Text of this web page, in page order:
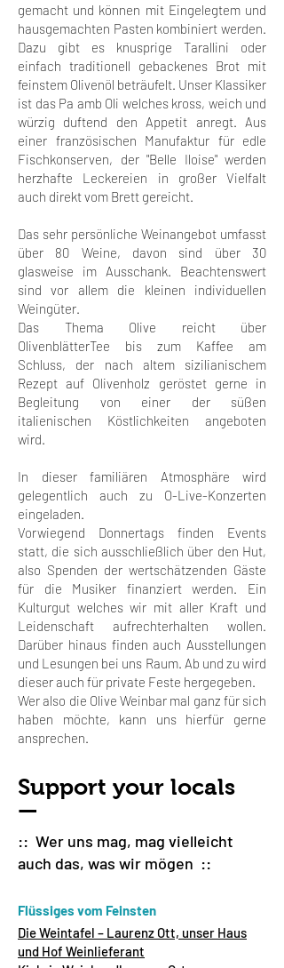
gemacht und können mit Eingelegtem und
hausgemachten Pasten kombiniert werden.
Dazu gibt es knusprige Tarallini oder
einfach traditionell gebackenes Brot mit
feinstem Olivenöl beträufelt. Unser Klassiker
ist das Pa amb Oli welches kross, weich und
würzig duftend den Appetit anregt. Aus
einer französischen Manufaktur für edle
Fischkonserven, der "Belle Iloise" werden
herzhafte Leckereien in großer Vielfalt
auch direkt vom Brett gereicht.
Das sehr persönliche Weinangebot umfasst
über 80 Weine, davon sind über 30
glasweise im Ausschank. Beachtenswert
sind vor allem die kleinen individuellen
Weingüter.
Das Thema Olive reicht über
OlivenblätterTee bis zum Kaffee am
Schluss, der nach altem sizilianischem
Rezept auf Olivenholz geröstet gerne in
Begleitung von einer der süßen
italienischen Köstlichkeiten angeboten
wird.
In dieser familiären Atmosphäre wird
gelegentlich auch zu O-Live-Konzerten
eingeladen.
Vorwiegend Donnertags finden Events
statt, die sich ausschließlich über den Hut,
also Spenden der wertschätzenden Gäste
für die Musiker finanziert werden. Ein
Kulturgut welches wir mit aller Kraft und
Leidenschaft aufrechterhalten wollen.
Darüber hinaus finden auch Ausstellungen
und Lesungen bei uns Raum. Ab und zu wird
dieser auch für private Feste hergegeben.
Wer also die Olive Weinbar mal ganz für sich
haben möchte, kann uns hierfür gerne
ansprechen.
Support your locals
—
:: Wer uns mag, mag vielleicht
auch das, was wir mögen ::
Flüssiges vom Feinsten
Die Weintafel – Laurenz Ott, unser Haus
und Hof Weinlieferant